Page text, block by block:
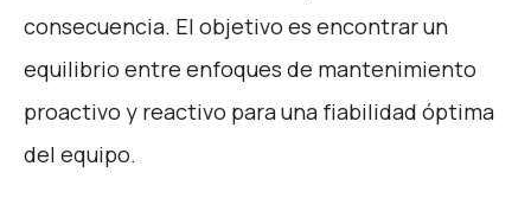
consecuencia. El objetivo es encontrar un
equilibrio entre enfoques de mantenimiento
proactivo y reactivo para una fiabilidad óptima
del equipo.